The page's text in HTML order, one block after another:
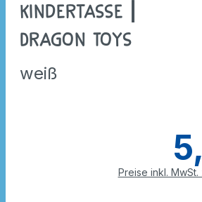
Kindertasse |
Dragon Toys
weiß
Preise inkl.